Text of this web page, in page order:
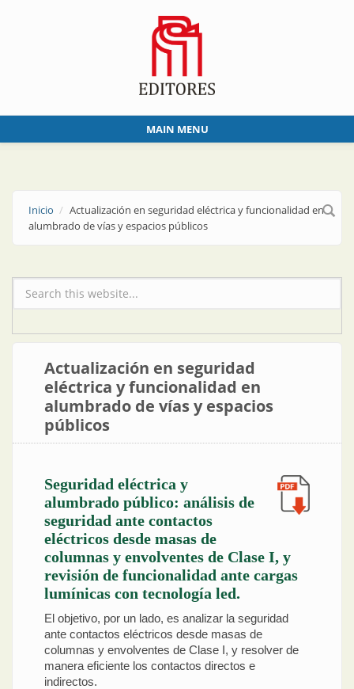
MAIN MENU
Inicio
Actualización en seguridad eléctrica y funcionalidad en
alumbrado de vías y espacios públicos
Formulario de búsqueda
Actualización en seguridad
eléctrica y funcionalidad en
alumbrado de vías y espacios
públicos
Seguridad eléctrica y
alumbrado público: análisis de
seguridad ante contactos
eléctricos desde masas de
columnas y envolventes de Clase I, y
revisión de funcionalidad ante cargas
lumínicas con tecnología led.
El objetivo, por un lado, es analizar la seguridad
ante contactos eléctricos desde masas de
columnas y envolventes de Clase I, y resolver de
manera eficiente los contactos directos e
indirectos.